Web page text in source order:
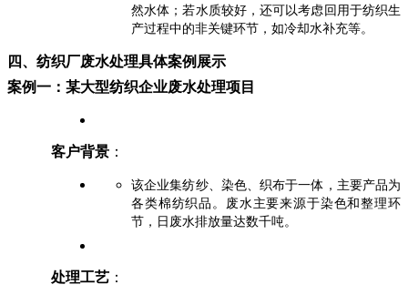
然水体；若水质较好，还可以考虑回用于纺织生
产过程中的非关键环节，如冷却水补充等。
四、纺织厂废水处理具体案例展示
案例一：某大型纺织企业废水处理项目
客户背景 ：
该企业集纺纱、染色、织布于一体，主要产品为
各类棉纺织品。废水主要来源于染色和整理环
节，日废水排放量达数千吨。
处理工艺 ：